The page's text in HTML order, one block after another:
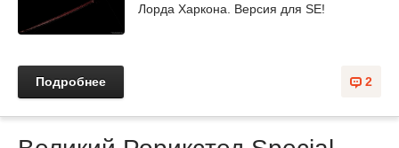
Лорда Харкона. Версия для SE!
2
Подробнее